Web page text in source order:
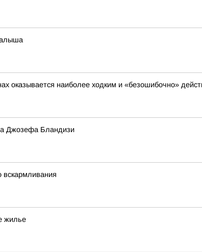
оказывается наиболее ходким и «безошибочно»
Джозефа Бландизи
жилье